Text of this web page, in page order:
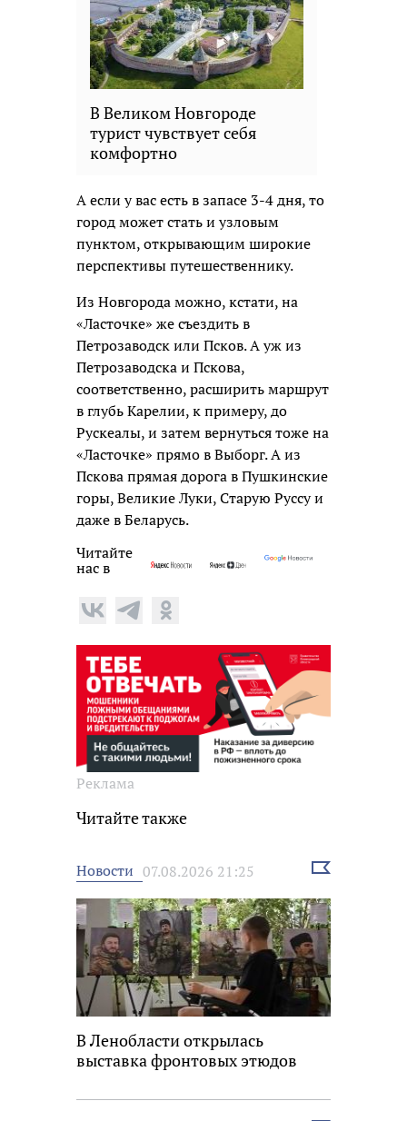
В Великом Новгороде
турист чувствует себя
комфортно
А если у вас есть в запасе 3-4 дня, то
город может стать и узловым
пунктом, открывающим широкие
перспективы путешественнику.
Из Новгорода можно, кстати, на
«Ласточке» же съездить в
Петрозаводск или Псков. А уж из
Петрозаводска и Пскова,
соответственно, расширить маршрут
в глубь Карелии, к примеру, до
Рускеалы, и затем вернуться тоже на
«Ласточке» прямо в Выборг. А из
Пскова прямая дорога в Пушкинские
горы, Великие Луки, Старую Руссу и
даже в Беларусь.
Читайте
нас в
Реклама
Читайте также
Новости 07.08.2026 21:25
Выбрать
В Ленобласти открылась
выставка фронтовых этюдов